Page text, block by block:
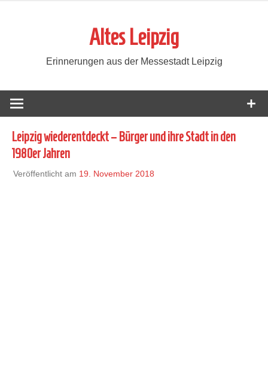
Altes Leipzig
Erinnerungen aus der Messestadt Leipzig
Leipzig wiederentdeckt – Bürger und ihre Stadt in den
1980er Jahren
Veröffentlicht am 19. November 2018